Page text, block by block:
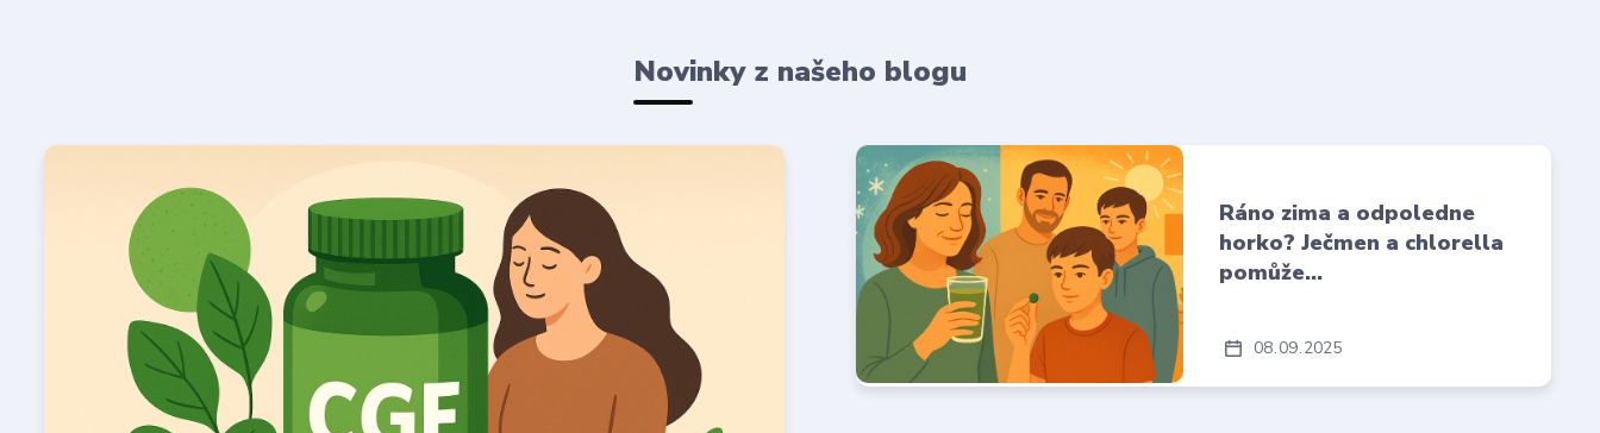
Novinky z našeho blogu
08 09 2025
Ráno zima a odpoledne
horko? Ječmen a chlorella
pomůže…